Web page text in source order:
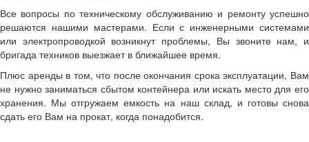
Все вопросы по техническому обслуживанию и ремонту успешно
решаются нашими мастерами. Если с инженерными системами
или электропроводкой возникнут проблемы, Вы звоните нам, и
бригада техников выезжает в ближайшее время.
Плюс аренды в том, что после окончания срока эксплуатации, Вам
не нужно заниматься сбытом контейнера или искать место для его
хранения. Мы отгружаем емкость на наш склад, и готовы снова
сдать его Вам на прокат, когда понадобится.